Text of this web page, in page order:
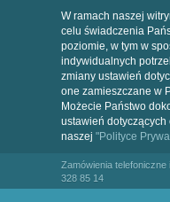
W ramach naszej
celu świadczenia
poziomie, w tym w
indywidualnych
zmiany ustawień
one zamieszczane w
Możecie Państwo
ustawień dotyczących
naszej "Polityce
Zamówienia
328 85 14